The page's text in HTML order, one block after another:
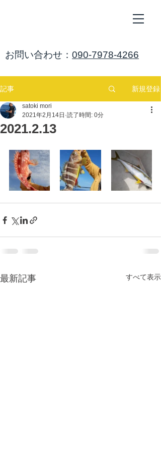
​お問い合わせ： 090-7978-4266
記事 新規登録
2021.2.13
satoki mori
2021年2月14日 読了時間: 0分
最新記事 すべて表示